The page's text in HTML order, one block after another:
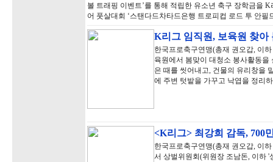
볼 트래핑 이벤트’를 통해 적립한 유소년 축구 장학금을
어 풋살대회 ‘스탠다드차타드은행 트로피컵 로드 투 안
K리그 임직원, 보육원 찾
한국프로축구연맹(총재 권오갑, 이
육원에서 봄맞이 대청소 봉사활동
은 때를 씻어내고, 건물의 유리창을
에 주변 텃밭을 가꾸고 낙엽을 정리
<K리그> 최강희 감독, 700
한국프로축구연맹(총재 권오갑, 이
서 상벌위원회(위원장 조남돈, 이하 '